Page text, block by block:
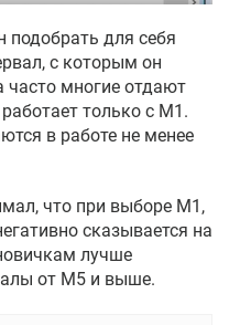
для себя
с которым он
часто многие отдают
только с М1.
в работе не менее
что при выборе М1,
сказывается на
лучше
от М5 и выше.